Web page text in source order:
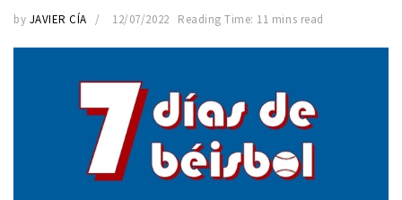
by JAVIER CÍA 12/07/2022 Reading Time: 11 mins read